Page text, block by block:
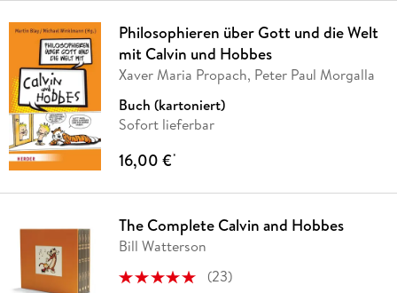
Philosophieren über Gott und die Welt
mit Calvin und Hobbes
Xaver Maria Propach, Peter Paul Morgalla
Buch (kartoniert)
Sofort lieferbar
16,00 €*
The Complete Calvin and Hobbes
Bill Watterson
(23)